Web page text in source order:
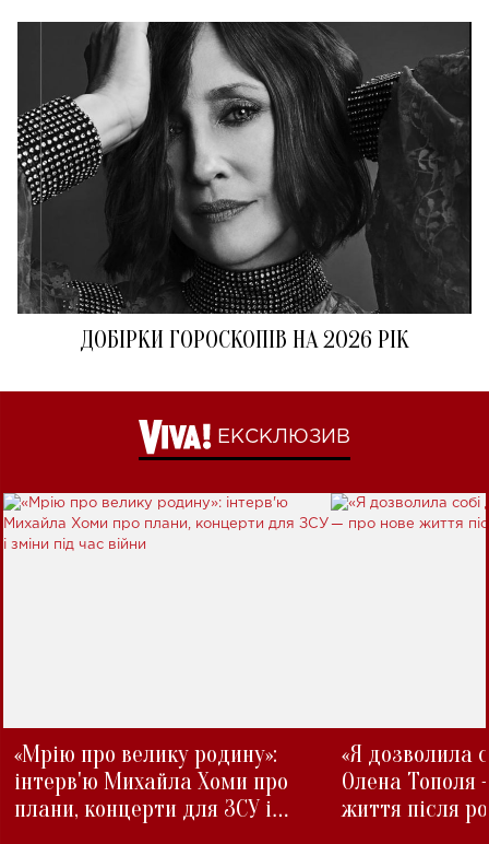
ДОБІРКИ ГОРОСКОПІВ НА 2026 РІК
ЕКСКЛЮЗИВ
«Мрію про велику родину»:
інтерв'ю Михайла Хоми про
плани, концерти для ЗСУ і
«Я дозволила
Олена Тополя
життя після